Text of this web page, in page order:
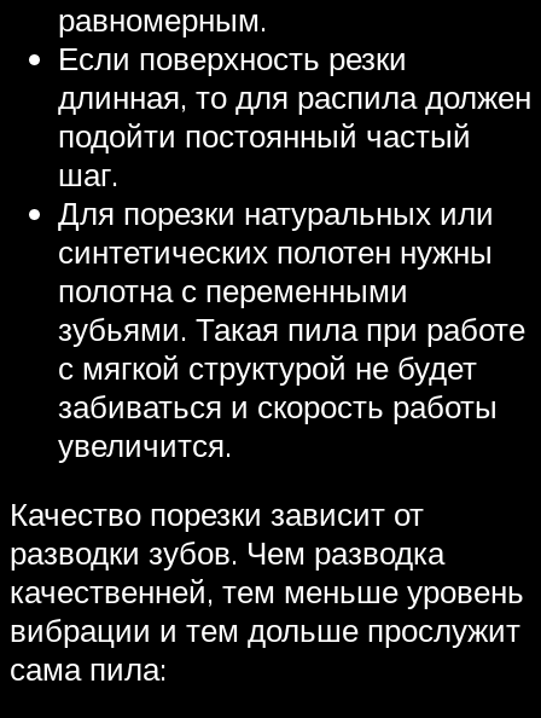
равномерным.
Если поверхность резки
длинная, то для распила должен
подойти постоянный частый
шаг.
Для порезки натуральных или
синтетических полотен нужны
полотна с переменными
зубьями. Такая пила при работе
с мягкой структурой не будет
забиваться и скорость работы
увеличится.
Качество порезки зависит от
разводки зубов. Чем разводка
качественней, тем меньше уровень
вибрации и тем дольше прослужит
сама пила: